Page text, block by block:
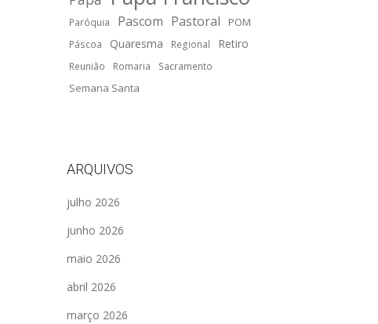
Paróquia Pascom Pastoral POM
Páscoa Quaresma Regional Retiro
Reunião Romaria Sacramento
Semana Santa
ARQUIVOS
julho 2026
junho 2026
maio 2026
abril 2026
março 2026